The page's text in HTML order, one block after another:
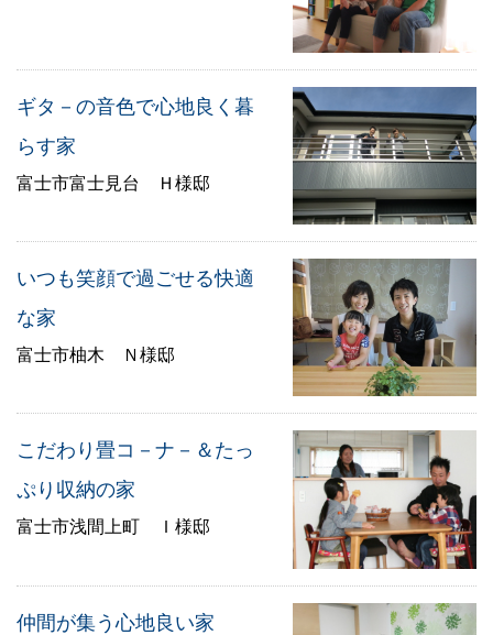
ギタ－の音色で心地良く暮
らす家
富士市富士見台 Ｈ様邸
いつも笑顔で過ごせる快適
な家
富士市柚木 Ｎ様邸
こだわり畳コ－ナ－＆たっ
ぷり収納の家
富士市浅間上町 Ｉ様邸
仲間が集う心地良い家